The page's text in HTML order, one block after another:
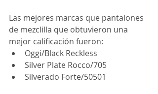
Las mejores marcas que pantalones
de mezclilla que obtuvieron una
mejor calificación fueron:
Oggi/Black Reckless
Silver Plate Rocco/705
Silverado Forte/50501